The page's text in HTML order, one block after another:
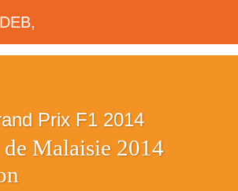
Prix F1 2014
Malaisie 2014